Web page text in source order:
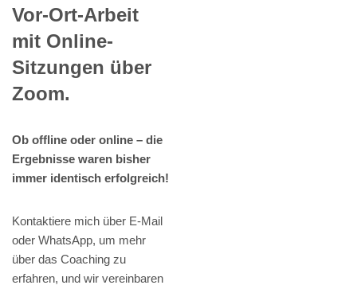
Vor-Ort-Arbeit
mit Online-
Sitzungen über
Zoom.
Ob offline oder online – die
Ergebnisse waren bisher
immer identisch erfolgreich!
Kontaktiere mich über E-Mail
oder WhatsApp, um mehr
über das Coaching zu
erfahren, und wir vereinbaren